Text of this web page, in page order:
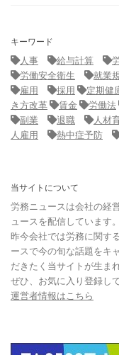
キーワード
人事
給与計算
労働安全衛生
就業
雇用
採用 定期健
き方改革
賃金 労働法
副業
退職 人材
人雇用
熱中症予防
当サイトについて
労務ニュースは会社の経
ュースを配信しています。
昨今会社では労務に関す
ースで今の旬な話題をキ
だきたく当サイトが生ま
ぜひ、お気に入り登録し
運営者情報はこちら